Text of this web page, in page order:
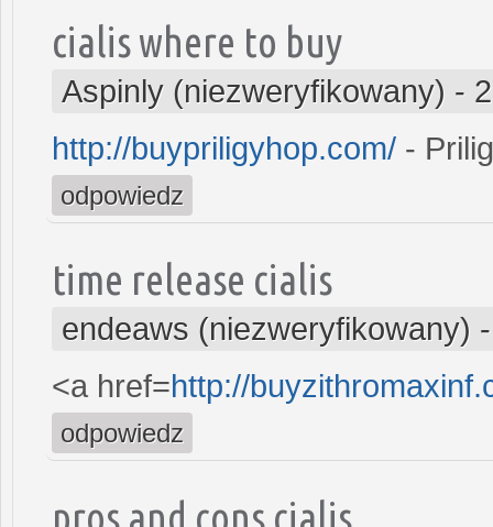
cialis where to buy
Aspinly (niezweryfikowany) -
http://buypriligyhop.com/ -
odpowiedz
time release cialis
endeaws (niezweryfikowany)
<a href=http://
odpowiedz
pros and cons cialis